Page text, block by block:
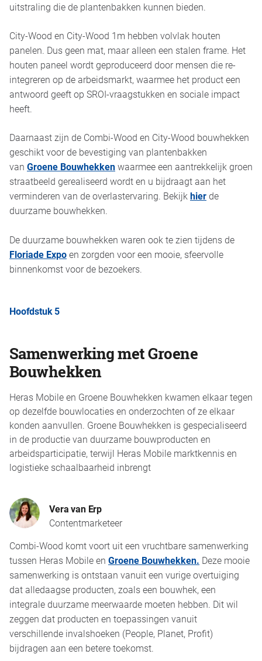
uitstraling die de plantenbakken kunnen bieden.
City-Wood en City-Wood 1m hebben volvlak houten
panelen. Dus geen mat, maar alleen een stalen frame. Het
houten paneel wordt geproduceerd door mensen die re-
integreren op de arbeidsmarkt, waarmee het product een
antwoord geeft op SROI-vraagstukken en sociale impact
heeft.
Daarnaast zijn de Combi-Wood en City-Wood bouwhekken
geschikt voor de bevestiging van plantenbakken
van Groene Bouwhekkenwaarmee een aantrekkelijk groen
straatbeeld gerealiseerd wordt en u bijdraagt aan het
verminderen van de overlastervaring. Bekijkhierde
duurzame bouwhekken.
De duurzame bouwhekken waren ook te zien tijdens de
Floriade Expoen zorgden voor een mooie, sfeervolle
binnenkomst voor de bezoekers.
Hoofdstuk 5
Samenwerking met Groene
Bouwhekken
Heras Mobile en Groene Bouwhekken kwamen elkaar tegen
op dezelfde bouwlocaties en onderzochten of ze elkaar
konden aanvullen. Groene Bouwhekken is gespecialiseerd
in de productie van duurzame bouwproducten en
arbeidsparticipatie, terwijl Heras Mobile marktkennis en
logistieke schaalbaarheid inbrengt
Vera van Erp
Contentmarketeer
Combi-Wood komt voort uit een vruchtbare samenwerking
tussen Heras Mobile en Groene Bouwhekken. Deze mooie
samenwerking is ontstaan vanuit een vurige overtuiging
dat alledaagse producten, zoals een bouwhek, een
integrale duurzame meerwaarde moeten hebben. Dit wil
zeggen dat producten en toepassingen vanuit
verschillende invalshoeken (People, Planet, Profit)
bijdragen aan een betere toekomst.